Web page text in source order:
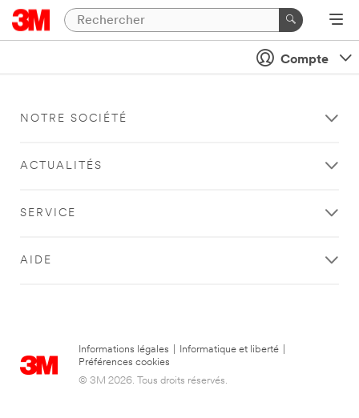
Compte
NOTRE SOCIÉTÉ
ACTUALITÉS
SERVICE
AIDE
Informations légales Informatique et liberté
Préférences cookies
© 3M 2026. Tous droits réservés.